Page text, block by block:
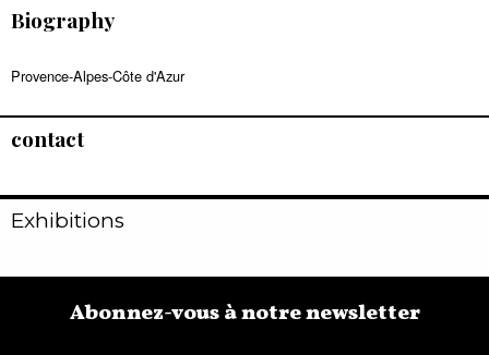
Biography
Provence-Alpes-Côte d'Azur
contact
Exhibitions
Abonnez-vous à notre newsletter